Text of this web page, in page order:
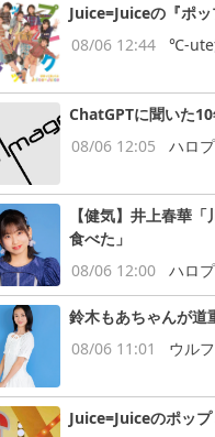
Juice=Juiceの『ポ
08/06 12:44
℃-ute
ChatGPTに聞いた
08/06 12:05
ハロ
【健気】井上春華
食べた」
08/06 12:00
ハロ
鈴木もあちゃんが道
08/06 11:01
ウル
Juice=Juiceのポッ